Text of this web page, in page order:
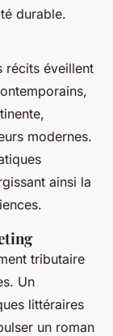
durable.
éveillent
modernes.
ainsi la
tributaire
Un
littéraires
un roman